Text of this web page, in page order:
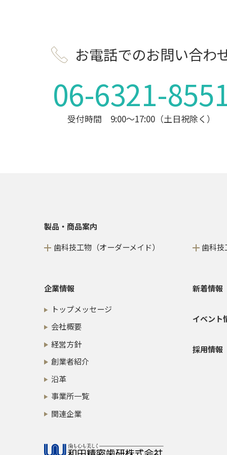
お電話でのお問い合わ
06-6321-
受付時間 9:00～17:00（土日祝除く）
製品・商品案内
歯科技工物（オーダーメイド）
歯科技
企業情報
トップメッセージ
会社概要
経営方針
創業者紹介
沿革
事業所一覧
関連企業
新着情報
イベント
採用情報